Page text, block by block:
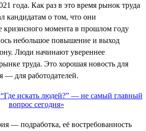
года. Как раз в это время рынок труда
кандидатам о том, что они
кризисного момента в прошлом году
небольшое повышение и выход
Люди начинают увереннее
труда. Это хорошая новость для
— для работодателей.
— подработка, её востребованность